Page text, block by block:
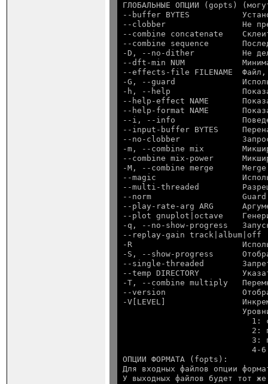
ГЛОБАЛЬНЫЕ ОПЦИИ (gopts)
--buffer BYTES
--clobber                Не
--combine concatenate
--combine sequence
-D, --no-dither          Не
--dft-min NUM
--effects-file FILENAME  Файл,
-G, --guard
-h, --help               Показать
--help-effect NAME
--help-format NAME
--i, --info
--input-buffer BYTES
--no-clobber             Запрос
-m, --combine mix
--combine mix-power
-M, --combine merge
--magic
--multi-threaded
--norm                   Guard
--play-rate-arg ARG
--plot gnuplot|octave
-q, --no-show-progress
--replay-gain
-R
-S, --show-progress
--single-threaded
--temp DIRECTORY
-T, --combine multiply
--version
-V[LEVEL]
1:
2:
3:
4-
ОПЦИИ ФОРМАТА (fopts):
Для входных файлов опции
У выходных файлов будет тот